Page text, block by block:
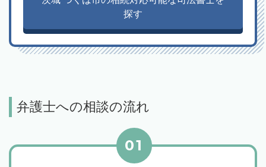
探す
弁護士への相談の流れ
01